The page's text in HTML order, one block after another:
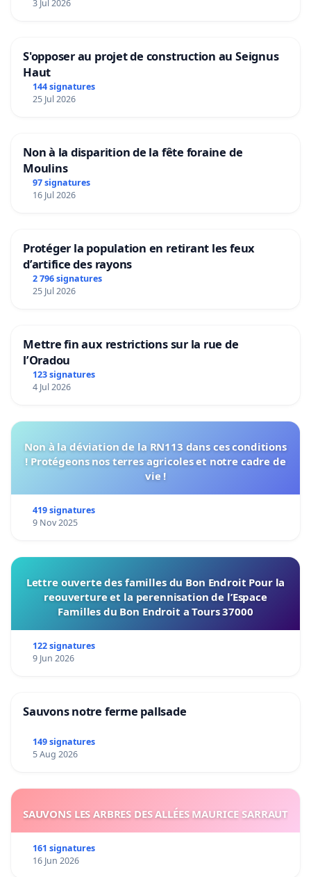
3 Jul 2026
S'opposer au projet de construction au Seignus
Haut
144 signatures
25 Jul 2026
Non à la disparition de la fête foraine de
Moulins
97 signatures
16 Jul 2026
Protéger la population en retirant les feux
d’artifice des rayons
2 796 signatures
25 Jul 2026
Mettre fin aux restrictions sur la rue de
l’Oradou
123 signatures
4 Jul 2026
Non à la déviation de la RN113 dans ces conditions
! Protégeons nos terres agricoles et notre cadre de
vie !
419 signatures
9 Nov 2025
Lettre ouverte des familles du Bon Endroit Pour la
reouverture et la perennisation de l’Espace
Familles du Bon Endroit a Tours 37000
122 signatures
9 Jun 2026
Sauvons notre ferme pallsade
149 signatures
5 Aug 2026
SAUVONS LES ARBRES DES ALLÉES MAURICE SARRAUT
161 signatures
16 Jun 2026